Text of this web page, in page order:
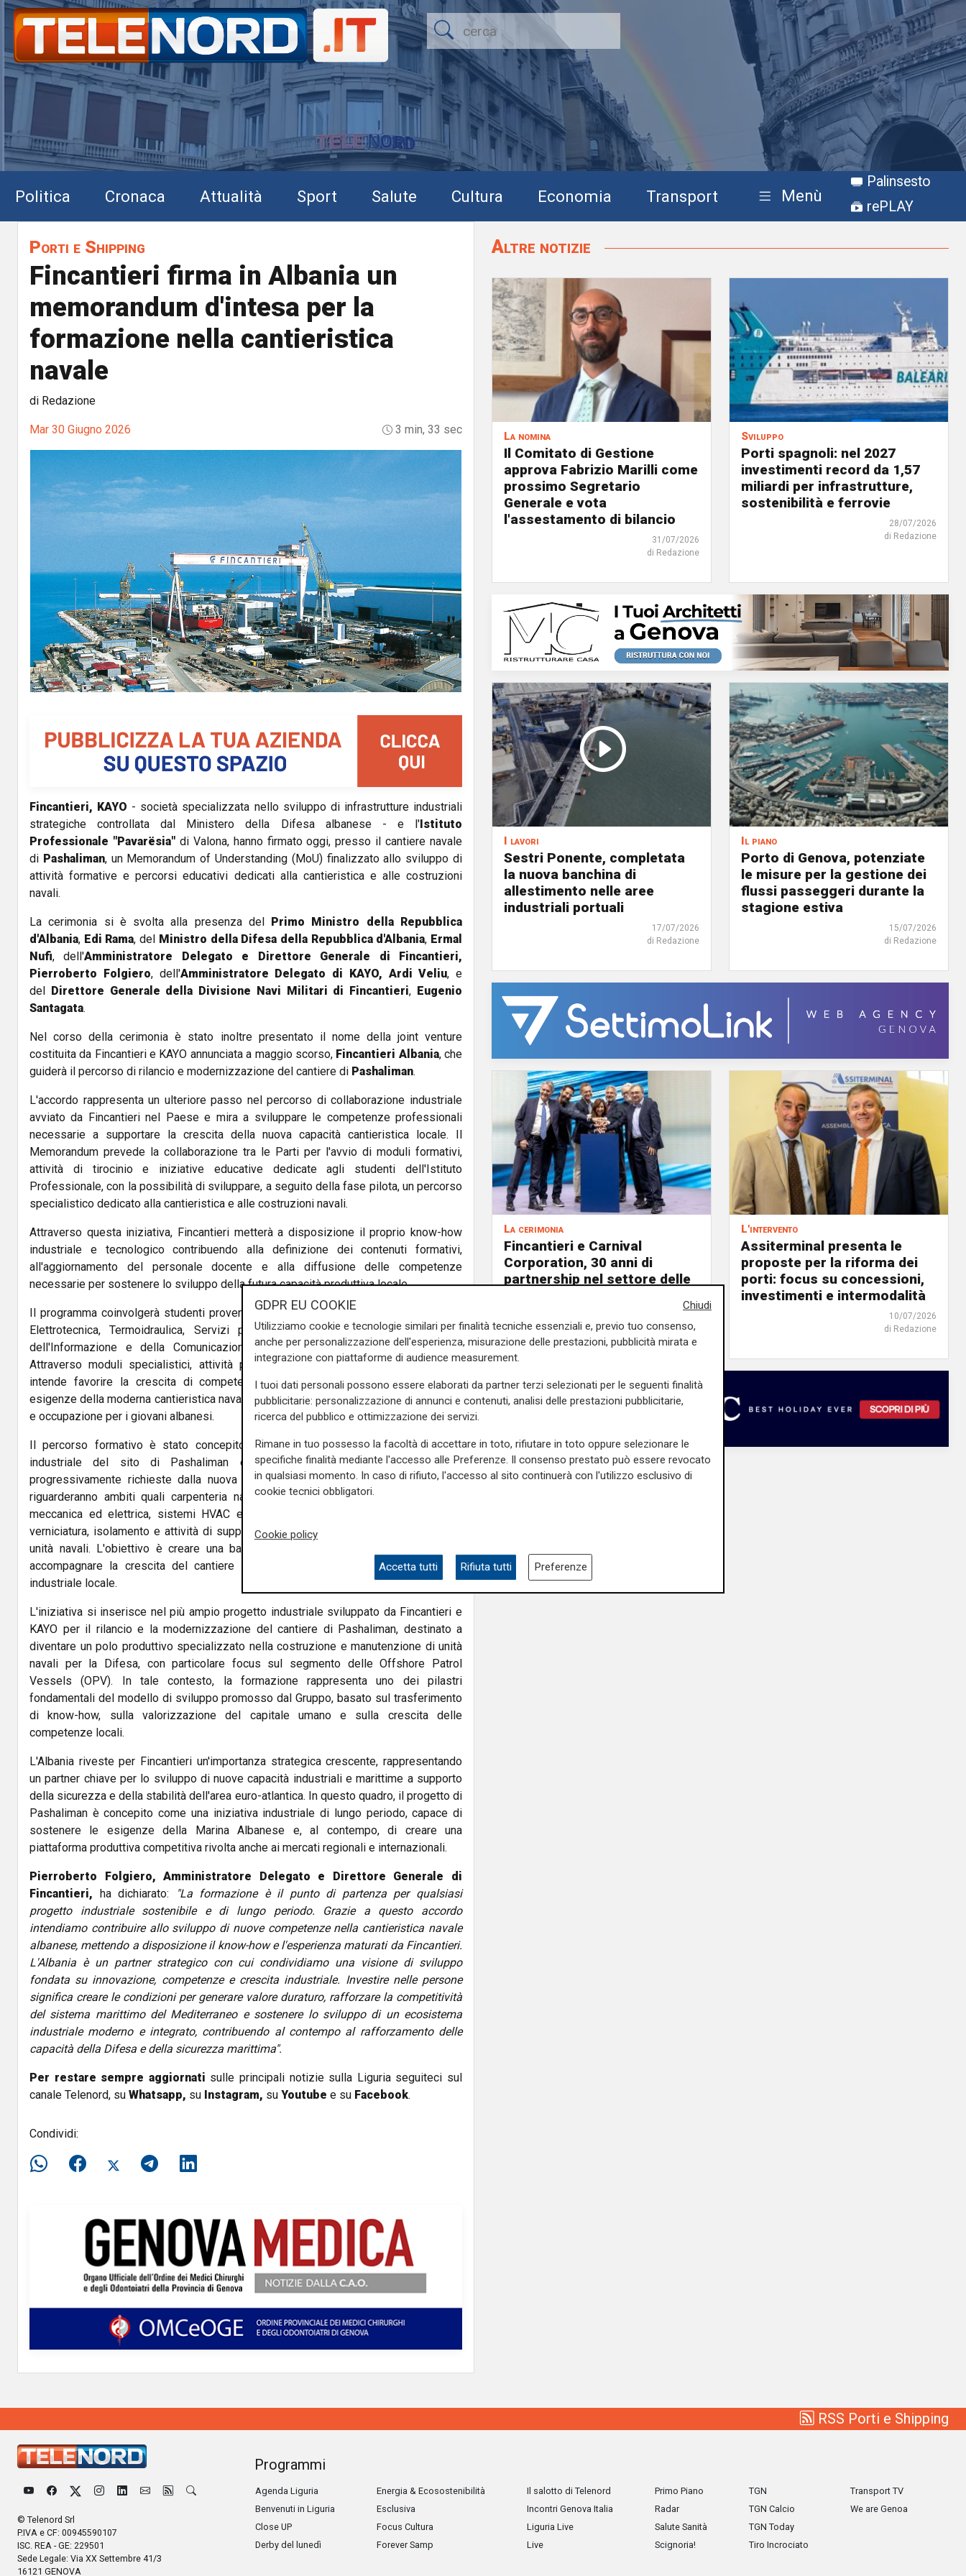
Politica Cronaca Attualità Sport Salute Cultura Economia Transport Menù
Palinsesto
rePLAY
Porti e Shipping
Fincantieri firma in Albania un
memorandum d'intesa per la
formazione nella cantieristica
navale
di Redazione
Mar 30 Giugno 2026 3 min, 33 sec
Fincantieri, KAYO - società specializzata nello sviluppo di infrastrutture industriali
strategiche controllata dal Ministero della Difesa albanese - e l' Istituto
Professionale "Pavarësia"di Valona, hanno firmato oggi, presso il cantiere navale
di Pashaliman, un Memorandum of Understanding (MoU) finalizzato allo sviluppo di
attività formative e percorsi educativi dedicati alla cantieristica e alle costruzioni
navali.
La cerimonia si è svolta alla presenza del
Primo Ministro della Repubblica
d'Albania, Edi Rama, del Ministro della Difesa della Repubblica d'Albania, Ermal
Nufi, dell'Amministratore Delegato e Direttore Generale di Fincantieri,
Pierroberto Folgiero, dell'Amministratore Delegato di KAYO, Ardi Veliu, e
del
Direttore Generale della Divisione Navi Militari di Fincantieri, Eugenio
Santagata.
Nel corso della cerimonia è stato inoltre presentato il nome della joint venture
costituita da Fincantieri e KAYO annunciata a maggio scorso, Fincantieri Albania, che
guiderà il percorso di rilancio e modernizzazione del cantiere di Pashaliman.
L'accordo rappresenta un ulteriore passo nel percorso di collaborazione industriale
avviato da Fincantieri nel Paese e mira a sviluppare le competenze professionali
necessarie a supportare la crescita della nuova capacità cantieristica locale. Il
Memorandum prevede la collaborazione tra le Parti per l'avvio di moduli formativi,
attività di tirocinio e iniziative educative dedicate agli studenti dell'Istituto
Professionale, con la possibilità di sviluppare, a seguito della fase pilota, un percorso
specialistico dedicato alla cantieristica e alle costruzioni navali.
Attraverso questa iniziativa, Fincantieri metterà a disposizione il proprio know-how
industriale e tecnologico contribuendo alla definizione dei contenuti formativi,
all'aggiornamento del personale docente e alla diffusione delle competenze
necessarie per sostenere lo sviluppo della futura capacità produttiva locale.
Il programma coinvolgerà studenti provenienti dagli indirizzi di Meccanica Generale,
Elettrotecnica, Termoidraulica, Servizi per i Mezzi di Trasporto e Tecnologie
dell'Informazione e della Comunicazione dell'Istituto Professionale "Pavarësia".
Attraverso moduli specialistici, attività pratiche e percorsi di tirocinio, l'iniziativa
intende favorire la crescita di competenze tecniche direttamente collegate alle
esigenze della moderna cantieristica navale, creando nuove opportunità di formazione
e occupazione per i giovani albanesi.
Il percorso formativo è stato concepito in stretta connessione con lo sviluppo
industriale del sito di Pashaliman e con le professionalità che saranno
progressivamente richieste dalla nuova realtà produttiva. In particolare, le attività
riguarderanno ambiti quali carpenteria navale e lavorazioni di scafo, impiantistica
meccanica ed elettrica, sistemi HVAC e di condizionamento, allestimento navale,
verniciatura, isolamento e attività di supporto alla costruzione e manutenzione delle
unità navali. L'obiettivo è creare una base di competenze qualificate in grado di
accompagnare la crescita del cantiere e sostenere lo sviluppo dell'intera filiera
industriale locale.
L'iniziativa si inserisce nel più ampio progetto industriale sviluppato da Fincantieri e
KAYO per il rilancio e la modernizzazione del cantiere di Pashaliman, destinato a
diventare un polo produttivo specializzato nella costruzione e manutenzione di unità
navali per la Difesa, con particolare focus sul segmento delle Offshore Patrol
Vessels (OPV). In tale contesto, la formazione rappresenta uno dei pilastri
fondamentali del modello di sviluppo promosso dal Gruppo, basato sul trasferimento
di know-how, sulla valorizzazione del capitale umano e sulla crescita delle
competenze locali.
L'Albania riveste per Fincantieri un'importanza strategica crescente, rappresentando
un partner chiave per lo sviluppo di nuove capacità industriali e marittime a supporto
della sicurezza e della stabilità dell'area euro-atlantica. In questo quadro, il progetto di
Pashaliman è concepito come una iniziativa industriale di lungo periodo, capace di
sostenere le esigenze della Marina Albanese e, al contempo, di creare una
piattaforma produttiva competitiva rivolta anche ai mercati regionali e internazionali.
Pierroberto Folgiero, Amministratore Delegato e Direttore Generale di
Fincantieri, ha dichiarato:
"La formazione è il punto di partenza per qualsiasi
progetto industriale sostenibile e di lungo periodo. Grazie a questo accordo
intendiamo contribuire allo sviluppo di nuove competenze nella cantieristica navale
albanese, mettendo a disposizione il know-how e l'esperienza maturati da Fincantieri.
L'Albania è un partner strategico con cui condividiamo una visione di sviluppo
fondata su innovazione, competenze e crescita industriale. Investire nelle persone
significa creare le condizioni per generare valore duraturo, rafforzare la competitività
del sistema marittimo del Mediterraneo e sostenere lo sviluppo di un ecosistema
industriale moderno e integrato, contribuendo al contempo al rafforzamento delle
capacità della Difesa e della sicurezza marittima".
Per restare sempre aggiornati sulle principali notizie sulla Liguria seguiteci sul
canale Telenord, su Whatsapp, su Instagram, su Youtube e su Facebook.
Condividi:
Altre notizie
La nomina
Il Comitato di Gestione
approva Fabrizio Marilli come
prossimo Segretario
Generale e vota
l'assestamento di bilancio
31/07/2026
di Redazione
Sviluppo
Porti spagnoli: nel 2027
investimenti record da 1,57
miliardi per infrastrutture,
sostenibilità e ferrovie
28/07/2026
di Redazione
I lavori
Sestri Ponente, completata
la nuova banchina di
allestimento nelle aree
industriali portuali
17/07/2026
di Redazione
Il piano
Porto di Genova, potenziate
le misure per la gestione dei
flussi passeggeri durante la
stagione estiva
15/07/2026
di Redazione
La cerimonia
Fincantieri e Carnival
Corporation, 30 anni di
partnership nel settore delle
di Redazione
L'intervento
Assiterminal presenta le
proposte per la riforma dei
porti: focus su concessioni,
investimenti e intermodalità
10/07/2026
di Redazione
RSS Porti e Shipping
© Telenord Srl
P.IVA e CF: 00945590107
ISC. REA - GE: 229501
Sede Legale: Via XX Settembre 41/3
16121 GENOVA
Programmi
Agenda Liguria
Benvenuti in Liguria
Close UP
Derby del lunedì
Energia & Ecosostenibilità
Esclusiva
Focus Cultura
Forever Samp
Il salotto di Telenord
Incontri Genova Italia
Liguria Live
Live
Primo Piano
Radar
Salute Sanità
Scignoria!
TGN
TGN Calcio
TGN Today
Tiro Incrociato
Transport TV
We are Genoa
Chiudi
GDPR EU COOKIE
Utilizziamo cookie e tecnologie similari per finalità tecniche essenziali e, previo tuo consenso,
anche per personalizzazione dell'esperienza, misurazione delle prestazioni, pubblicità mirata e
integrazione con piattaforme di audience measurement.
I tuoi dati personali possono essere elaborati da partner terzi selezionati per le seguenti finalità
pubblicitarie: personalizzazione di annunci e contenuti, analisi delle prestazioni pubblicitarie,
ricerca del pubblico e ottimizzazione dei servizi.
Rimane in tuo possesso la facoltà di accettare in toto, rifiutare in toto oppure selezionare le
specifiche finalità mediante l'accesso alle Preferenze. Il consenso prestato può essere revocato
in qualsiasi momento. In caso di rifiuto, l'accesso al sito continuerà con l'utilizzo esclusivo di
cookie tecnici obbligatori.
Cookie policy
Accetta tutti Rifiuta tutti Preferenze